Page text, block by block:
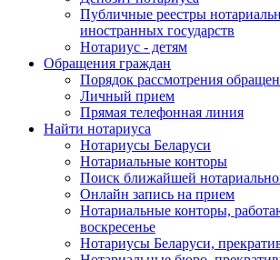
Публичные реестры
иностранных государств
Нотариус - детям
Обращения граждан
Порядок рассмотрения
Личный прием
Прямая телефонная линия
Найти нотариуса
Нотариусы Беларуси
Нотариальные конторы
Поиск ближайшей
Онлайн запись на прием
Нотариальные конторы,
воскресенье
Нотариусы Беларуси,